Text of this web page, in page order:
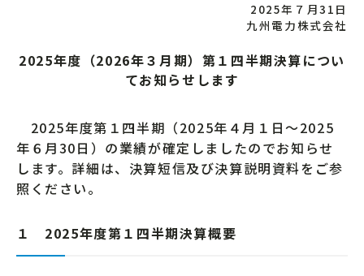
2025年７月31日
九州電力株式会社
2025年度（2026年３月期）第１四半期決算につい
てお知らせします
2025年度第１四半期（2025年４月１日～2025
年６月30日）の業績が確定しましたのでお知らせ
します。詳細は、決算短信及び決算説明資料をご参
照ください。
１ 2025年度第１四半期決算概要